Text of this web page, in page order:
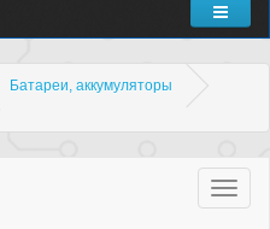
Батареи, аккумуляторы